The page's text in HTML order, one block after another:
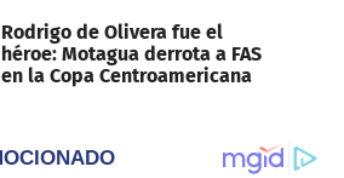
Rodrigo de Olivera fue el
héroe: Motagua derrota a FAS
en la Copa Centroamericana